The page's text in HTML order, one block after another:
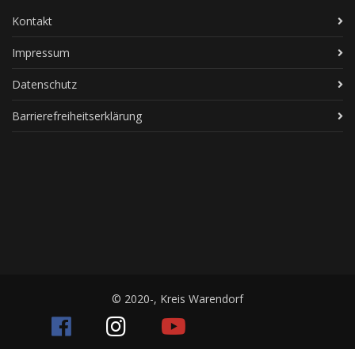
Kontakt
Impressum
Datenschutz
Barrierefreiheitserklärung
© 2020-, Kreis Warendorf